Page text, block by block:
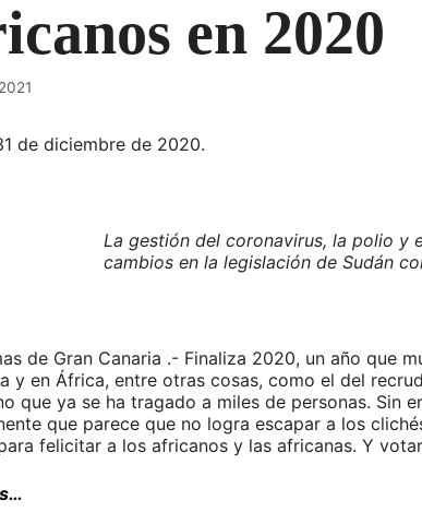
en 2020
de diciembre de 2020.
La gestión del coronavirus, la polio y
cambios en la legislación de Sudán
de Gran Canaria .- Finaliza 2020, un año que
y en África, entre otras cosas, como el del
que ya se ha tragado a miles de personas. Sin
que parece que no logra escapar a los
felicitar a los africanos y las africanas. Y